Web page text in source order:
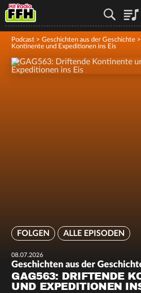
Podcast > Geschichten aus der Geschichte >
Kontinente und Expeditionen ins Eis
FOLGEN ALLE EPISODEN
08.07.2026
Geschichten aus der
GAG563: DRIFTENDE
UND EXPEDITIONEN